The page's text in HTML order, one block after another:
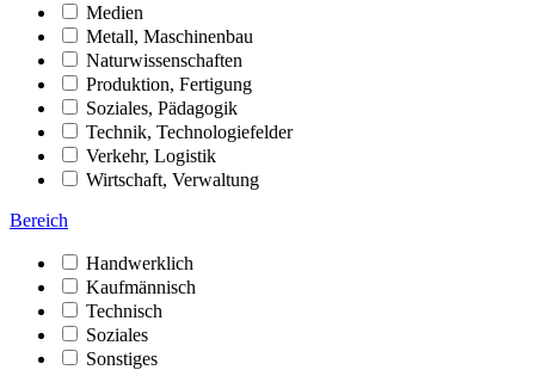
Medien
Metall, Maschinenbau
Naturwissenschaften
Produktion, Fertigung
Soziales, Pädagogik
Technik, Technologiefelder
Verkehr, Logistik
Wirtschaft, Verwaltung
Bereich
Handwerklich
Kaufmännisch
Technisch
Soziales
Sonstiges